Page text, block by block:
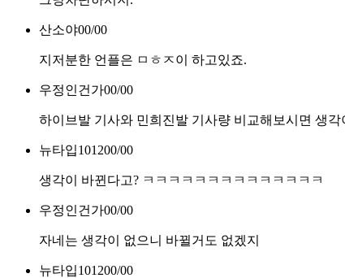
산소야00/00
지저분한 언플은 ㅁㅎㅈ이 하고있죠.
우정인건가00/00
하이브발 기사와 민희진발 기사량 비교해보시면 생각
뉴타입101200/00
생각이 바뀐다고? ㅋㅋㅋㅋㅋㅋㅋㅋㅋㅋㅋㅋㅋㅋ
우정인건가00/00
자네는 생각이 없으니 바뀔거도 없겠지
뉴타입101200/00